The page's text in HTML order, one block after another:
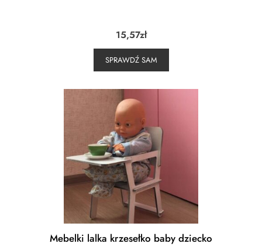
15,57zł
SPRAWDŹ SAM
Mebelki lalka krzesełko baby dziecko